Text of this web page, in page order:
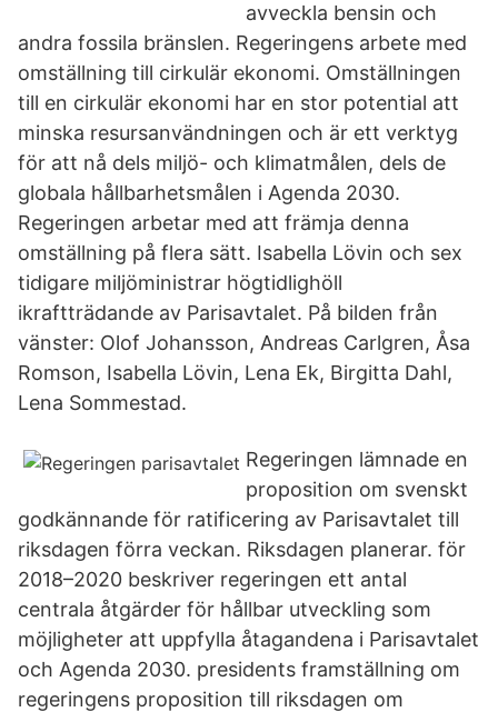
avveckla bensin och
andra fossila bränslen. Regeringens arbete med
omställning till cirkulär ekonomi. Omställningen
till en cirkulär ekonomi har en stor potential att
minska resursanvändningen och är ett verktyg
för att nå dels miljö- och klimatmålen, dels de
globala hållbarhetsmålen i Agenda 2030.
Regeringen arbetar med att främja denna
omställning på flera sätt. Isabella Lövin och sex
tidigare miljöministrar högtidlighöll
ikraftträdande av Parisavtalet. På bilden från
vänster: Olof Johansson, Andreas Carlgren, Åsa
Romson, Isabella Lövin, Lena Ek, Birgitta Dahl,
Lena Sommestad.
Regeringen lämnade en
proposition om svenskt
godkännande för ratificering av Parisavtalet till
riksdagen förra veckan. Riksdagen planerar. för
2018–2020 beskriver regeringen ett antal
centrala åtgärder för hållbar utveckling som
möjligheter att uppfylla åtagandena i Parisavtalet
och Agenda 2030. presidents framställning om
regeringens proposition till riksdagen om